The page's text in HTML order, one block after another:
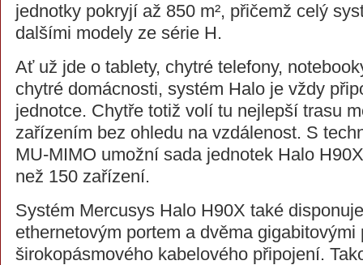
jednotky pokryjí až 850 m², přičemž celý
dalšími modely ze série H.
Ať už jde o tablety, chytré telefony,
chytré domácnosti, systém Halo je vždy
jednotce. Chytře totiž volí tu nejlepší trasu
zařízením bez ohledu na vzdálenost. S
MU-MIMO umožní sada jednotek Halo
než 150 zařízení.
Systém Mercusys Halo H90X také
ethernetovým portem a dvěma
širokopásmového kabelového připojení.